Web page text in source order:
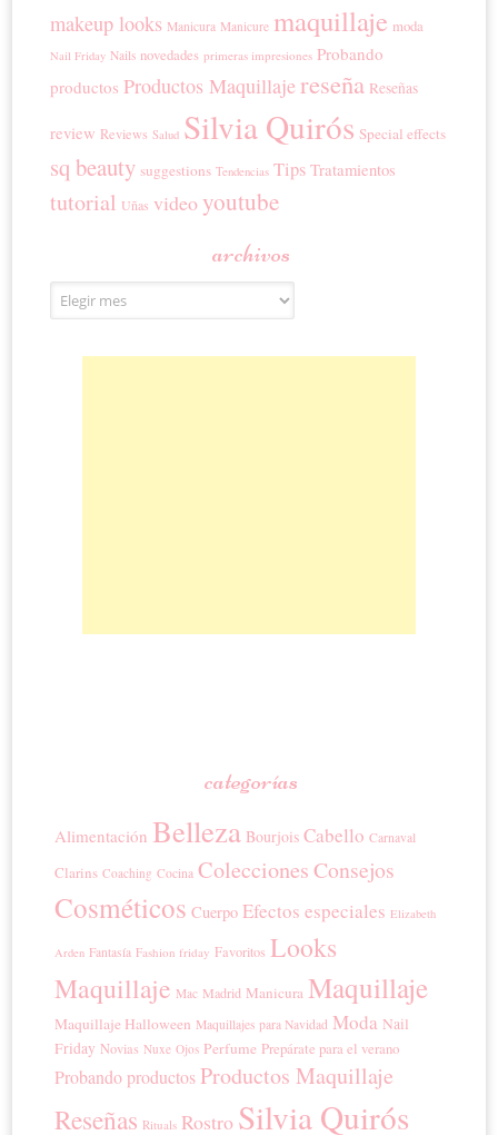
makeup looks Manicura Manicure maquillaje moda
Nail Friday Nails novedades primeras impresiones Probando
productos Productos Maquillaje reseña Reseñas
review Reviews Salud Silvia Quirós Special effects
sq beauty suggestions Tendencias Tips Tratamientos
tutorial Uñas videoyoutube
archivos
Archivos
categorías
Alimentación Belleza Bourjois Cabello Carnaval
Clarins Coaching Cocina ColeccionesConsejos
Cosméticos Cuerpo Efectos especiales Elizabeth
Arden Fantasía Fashion friday Favoritos Looks
Maquillaje Mac Madrid Manicura Maquillaje
Maquillaje Halloween Maquillajes para Navidad Moda Nail
Friday Novias Nuxe Ojos Perfume Prepárate para el verano
Probando productos Productos Maquillaje
Reseñas Rituals Rostro Silvia Quirós